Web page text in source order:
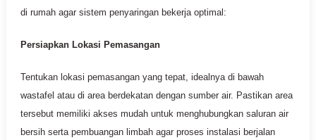
di rumah agar sistem penyaringan bekerja optimal:
Persiapkan Lokasi Pemasangan
Tentukan lokasi pemasangan yang tepat, idealnya di bawah
wastafel atau di area berdekatan dengan sumber air. Pastikan area
tersebut memiliki akses mudah untuk menghubungkan saluran air
bersih serta pembuangan limbah agar proses instalasi berjalan